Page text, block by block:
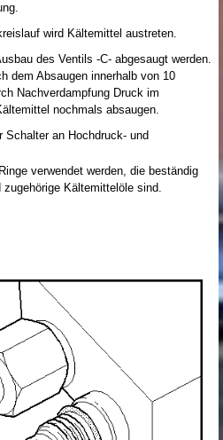
wird Kältemittel austreten.
des Ventils -C- abgesaugt werden.
dem Absaugen innerhalb von 10
Nachverdampfung Druck im
nochmals absaugen.
Schalter an Hochdruck- und
verwendet werden, die beständig
Kältemittelöle sind.